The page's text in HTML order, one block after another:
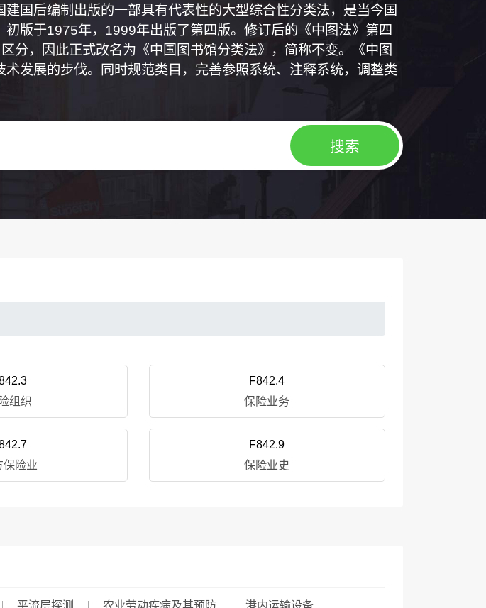
国后编制出版的一部具有代表性的大型综合性分类法，是当今国
版于1975年，1999年出版了第四版。修订后的《中图法》第四
分，因此正式改名为《中国图书馆分类法》，简称不变。《中图
发展的步伐。同时规范类目，完善参照系统、注释系统，调整类
组织
F842.4
保险业务
保险业
F842.9
保险业史
平流层探测 农业劳动疾病及其预防 港内运输设备